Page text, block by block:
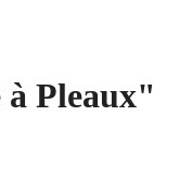
Pleaux"